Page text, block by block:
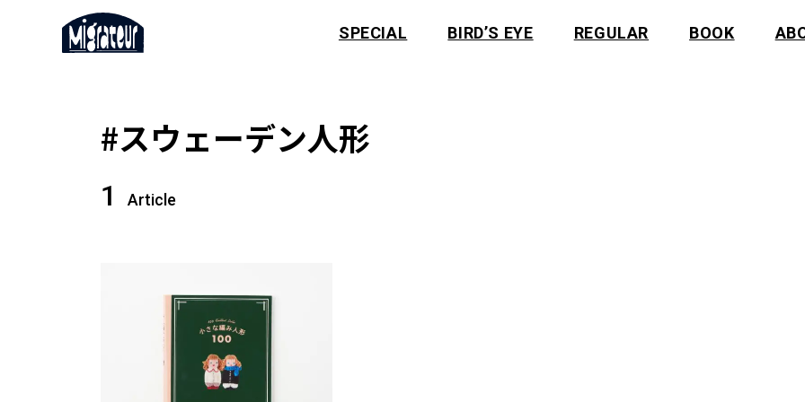
SPECIAL BIRD’S EYE REGULAR BOOK
#スウェーデン人形
1 Article